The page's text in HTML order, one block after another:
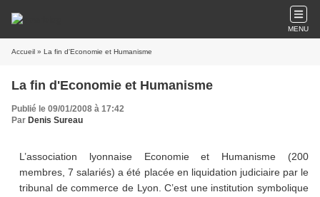
MENU
Accueil » La fin d'Economie et Humanisme
La fin d'Economie et Humanisme
Publié le 09/01/2008 à 17:42
Par Denis Sureau
L’association lyonnaise Economie et Humanisme (200
membres, 7 salariés) a été placée en liquidation judiciaire par le
tribunal de commerce de Lyon. C’est une institution symbolique